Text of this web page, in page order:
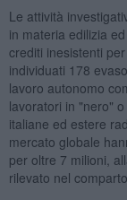
Le attività
in materia edilizia
crediti inesistenti
individuati 178
lavoro autonomo
lavoratori in "nero"
italiane ed estere
mercato globale
per oltre 7 milioni,
rilevato nel